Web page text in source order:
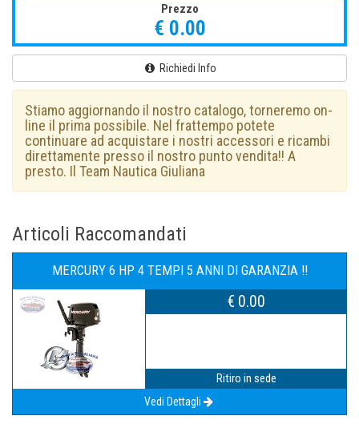
Prezzo
€ 0.00
Richiedi Info
Stiamo aggiornando il nostro catalogo, torneremo on-
line il prima possibile. Nel frattempo potete
continuare ad acquistare i nostri accessori e ricambi
direttamente presso il nostro punto vendita!! A
presto. Il Team Nautica Giuliana
Articoli Raccomandati
MERCURY 6 HP 4 TEMPI 5 ANNI DI GARANZIA !!
€ 0.00
Vedi Dettagli
Ritiro in sede